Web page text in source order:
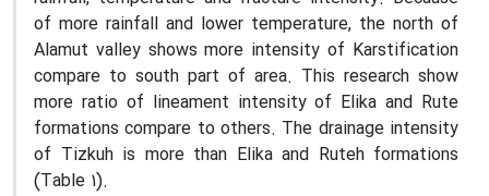
of more rainfall and lower temperature, the north of
Alamut valley shows more intensity of Karstification
compare to south part of area. This research show
more ratio of lineament intensity of Elika and Rute
formations compare to others. The drainage intensity
of Tizkuh is more than Elika and Ruteh formations
(Table 1).